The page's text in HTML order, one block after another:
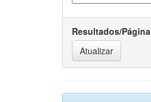
Resultados/Página